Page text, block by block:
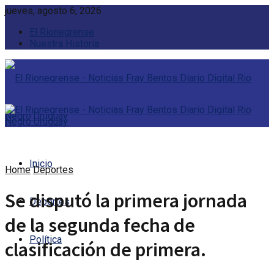
jueves, agosto 6, 2026
El Rionegrense
Nuestra Historia
Inicio
Deportes
Política
Home Deportes
Se disputó la primera jornada
de la segunda fecha de
clasificación de primera.